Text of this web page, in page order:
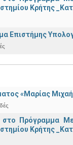
Κρήτης
Επιστήμης
«Μαρίας
στo Πρόγραμμα
Κρήτης